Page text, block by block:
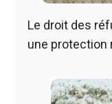
Le droit des
une protection